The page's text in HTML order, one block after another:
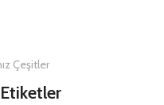
Çeşitler